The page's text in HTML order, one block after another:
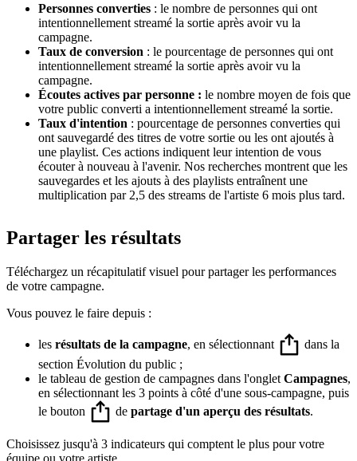
Personnes converties : le nombre de personnes qui ont
intentionnellement streamé la sortie après avoir vu la
campagne.
Taux de conversion : le pourcentage de personnes qui ont
intentionnellement streamé la sortie après avoir vu la
campagne.
Écoutes actives par personne : le nombre moyen de fois que
votre public converti a intentionnellement streamé la sortie.
Taux d'intention : pourcentage de personnes converties qui
ont sauvegardé des titres de votre sortie ou les ont ajoutés à
une playlist. Ces actions indiquent leur intention de vous
écouter à nouveau à l'avenir. Nos recherches montrent que les
sauvegardes et les ajouts à des playlists entraînent une
multiplication par 2,5 des streams de l'artiste 6 mois plus tard.
Partager les résultats
Téléchargez un récapitulatif visuel pour partager les performances
de votre campagne.
Vous pouvez le faire depuis :
les résultats de la campagne, en sélectionnant
dans la
section Évolution du public ;
le tableau de gestion de campagnes dans l'onglet Campagnes,
en sélectionnant les 3 points à côté d'une sous-campagne, puis
le bouton
de partage d'un aperçu des résultats.
Choisissez jusqu'à 3 indicateurs qui comptent le plus pour votre